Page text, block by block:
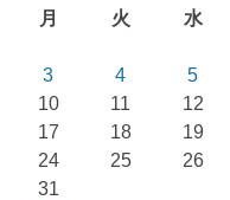
月 火 水
3
4 5
10
11 12
17
18 19
24
25 26
31